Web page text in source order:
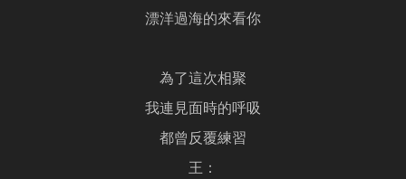
漂洋過海的來看你
為了這次相聚
我連見面時的呼吸
都曾反覆練習
王：